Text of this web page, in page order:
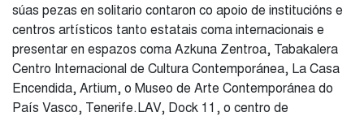
súas pezas en solitario contaron co apoio de institucións e
centros artísticos tanto estatais coma internacionais e
presentar en espazos coma Azkuna Zentroa, Tabakalera
Centro Internacional de Cultura Contemporánea, La Casa
Encendida, Artium, o Museo de Arte Contemporánea do
País Vasco, Tenerife.LAV, Dock 11, o centro de